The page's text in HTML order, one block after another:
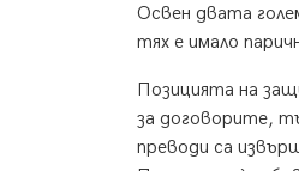
Освен двата
тях е имало
Позицията на
за договорите,
преводи са